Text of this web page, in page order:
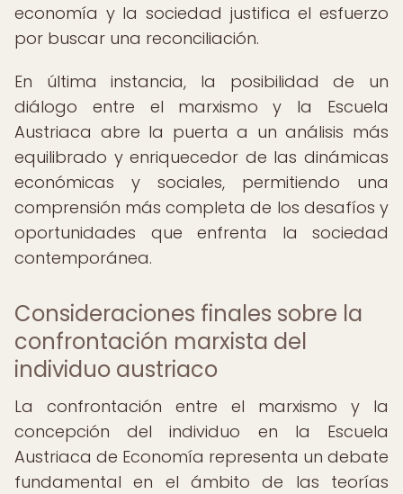
economía y la sociedad justifica el esfuerzo
por buscar una reconciliación.
En última instancia, la posibilidad de un
diálogo entre el marxismo y la Escuela
Austriaca abre la puerta a un análisis más
equilibrado y enriquecedor de las dinámicas
económicas y sociales, permitiendo una
comprensión más completa de los desafíos y
oportunidades que enfrenta la sociedad
contemporánea.
Consideraciones finales sobre la
confrontación marxista del
individuo austriaco
La confrontación entre el marxismo y la
concepción del individuo en la Escuela
Austriaca de Economía representa un debate
fundamental en el ámbito de las teorías